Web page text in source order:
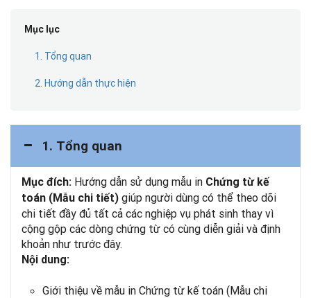
Mục lục
1. Tổng quan
2. Hướng dẫn thực hiện
1. Tổng quan
Mục đích: Hướng dẫn sử dụng mẫu in Chứng từ kế
toán (Mẫu chi tiết) giúp người dùng có thể theo dõi
chi tiết đầy đủ tất cả các nghiệp vụ phát sinh thay vì
cộng gộp các dòng chứng từ có cùng diễn giải và định
khoản như trước đây.
Nội dung:
Giới thiệu về mẫu in Chứng từ kế toán (Mẫu chi